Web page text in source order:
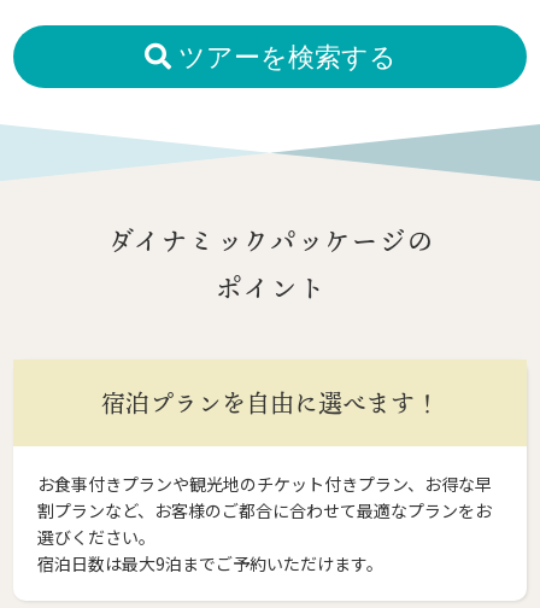
ツアーを検索する
ダイナミックパッケージの
ポイント
宿泊プランを自由に選べます！
お食事付きプランや観光地のチケット付きプラン、お得な早
割プランなど、お客様のご都合に合わせて最適なプランをお
選びください。
宿泊日数は最大9泊までご予約いただけます。